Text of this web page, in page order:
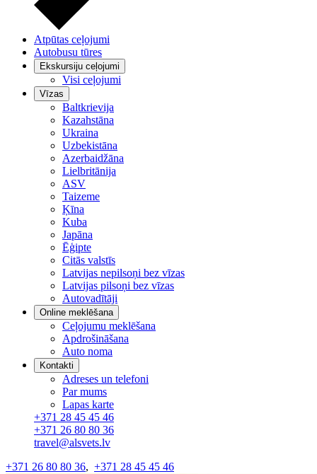
Atpūtas ceļojumi
Autobusu tūres
Ekskursiju ceļojumi
Visi ceļojumi
Vīzas
Baltkrievija
Kazahstāna
Ukraina
Uzbekistāna
Azerbaidžāna
Lielbritānija
ASV
Taizeme
Ķīna
Kuba
Japāna
Ēģipte
Citās valstīs
Latvijas nepilsoņi bez vīzas
Latvijas pilsoņi bez vīzas
Autovadītāji
Online meklēšana
Ceļojumu meklēšana
Apdrošināšana
Auto noma
Kontakti
Adreses un telefoni
Par mums
Lapas karte
+371 28 45 45 46
+371 26 80 80 36
travel@alsvets.lv
+371 26 80 80 36, +371 28 45 45 46